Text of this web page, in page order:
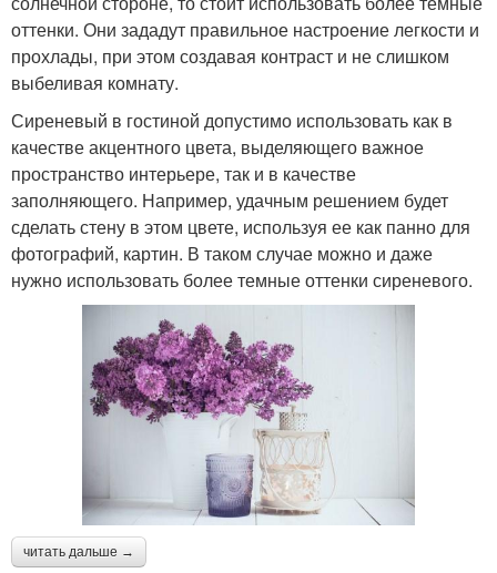
оттенки. Они зададут правильное настроение легкости и
прохлады, при этом создавая контраст и не слишком
выбеливая комнату.
Сиреневый в гостиной допустимо использовать как в
качестве акцентного цвета, выделяющего важное
пространство интерьере, так и в качестве
заполняющего. Например, удачным решением будет
сделать стену в этом цвете, используя ее как панно для
фотографий, картин. В таком случае можно и даже
нужно использовать более темные оттенки сиреневого.
читать дальше →